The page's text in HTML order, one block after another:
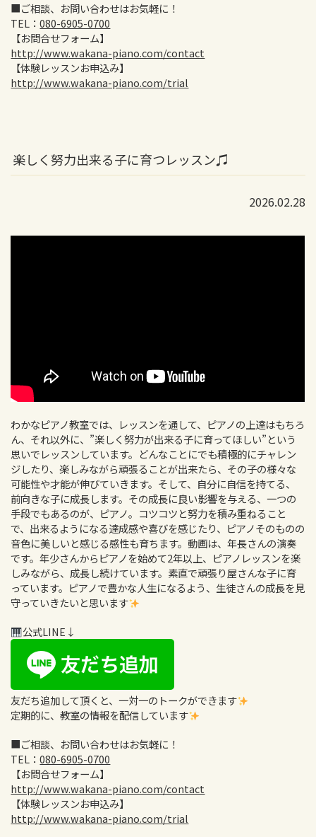
■ご相談、お問い合わせはお気軽に！
TEL：080-6905-0700
【お問合せフォーム】
http://www.wakana-piano.com/contact
【体験レッスンお申込み】
http://www.wakana-piano.com/trial
楽しく努力出来る子に育つレッスン♫
2026.02.28
わかなピアノ教室では、レッスンを通して、ピアノの上達はもちろ
ん、それ以外に、”楽しく努力が出来る子に育ってほしい”という
思いでレッスンしています。どんなことにでも積極的にチャレン
ジしたり、楽しみながら頑張ることが出来たら、その子の様々な
可能性や才能が伸びていきます。そして、自分に自信を持てる、
前向きな子に成長します。その成長に良い影響を与える、一つの
手段でもあるのが、ピアノ。コツコツと努力を積み重ねること
で、出来るようになる達成感や喜びを感じたり、ピアノそのものの
音色に美しいと感じる感性も育ちます。動画は、年長さんの演奏
です。年少さんからピアノを始めて2年以上、ピアノレッスンを楽
しみながら、成長し続けています。素直で頑張り屋さんな子に育
っています。ピアノで豊かな人生になるよう、生徒さんの成長を見
守っていきたいと思います
公式LINE↓
友だち追加して頂くと、一対一のトークができます
定期的に、教室の情報を配信しています
■ご相談、お問い合わせはお気軽に！
TEL：080-6905-0700
【お問合せフォーム】
http://www.wakana-piano.com/contact
【体験レッスンお申込み】
http://www.wakana-piano.com/trial